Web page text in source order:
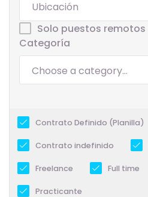
Solo puestos remotos
Categoría
Contrato Definido (Planilla)
Contrato indefinido
Freelance Full time
Practicante